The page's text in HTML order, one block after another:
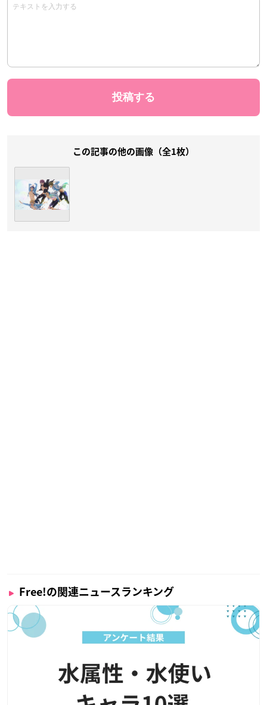
この記事の他の画像（全1枚）
Free!の関連ニュースランキング